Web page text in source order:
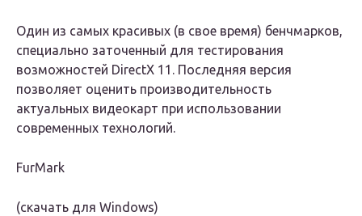
Один из самых красивых (в свое время) бенчмарков,
специально заточенный для тестирования
возможностей DirectX 11. Последняя версия
позволяет оценить производительность
актуальных видеокарт при использовании
современных технологий.
FurMark
(скачать для Windows)